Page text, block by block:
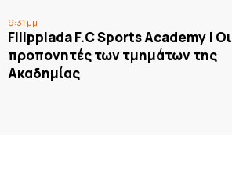
9:31 μμ
Filippiada F.C Sports Academy | Οι
προπονητές των τμημάτων της
Ακαδημίας